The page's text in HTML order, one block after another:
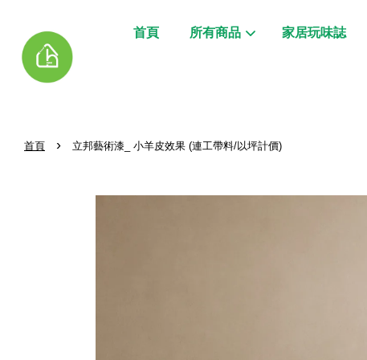
首頁 所有商品 家居玩味誌
首頁 › 立邦藝術漆_ 小羊皮效果 (連工帶料/以坪計價)